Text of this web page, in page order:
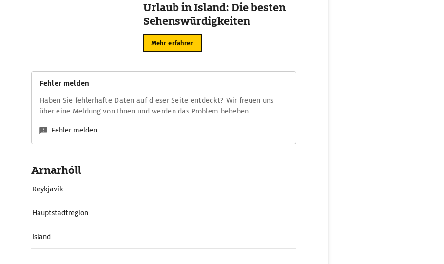
Urlaub in Island: Die besten
Sehenswürdigkeiten
Mehr erfahren
Fehler melden
Haben Sie fehlerhafte Daten auf dieser Seite entdeckt? Wir freuen uns
über eine Meldung von Ihnen und werden das Problem beheben.
Fehler melden
Arnarhóll
Reykjavík
Hauptstadtregion
Island